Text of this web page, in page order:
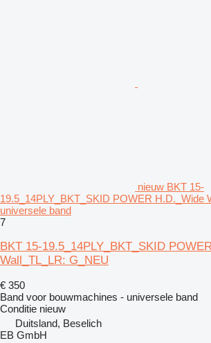
nieuw BKT 15-
19.5_14PLY_BKT_SKID POWER H.D._Wide
universele band
7
BKT 15-19.5_14PLY_BKT_SKID
Wall_TL_LR: G_NEU
€ 350
Band voor bouwmachines - universele band
Conditie nieuw
Duitsland, Beselich
EB GmbH